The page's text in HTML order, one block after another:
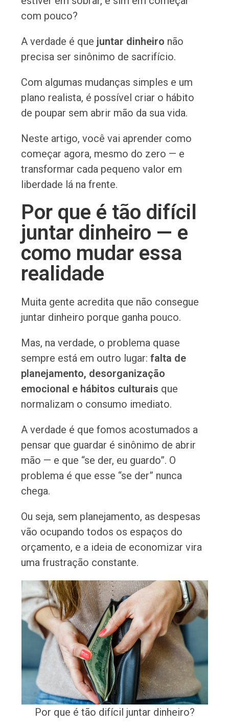
com pouco?
A verdade é que juntar dinheiro não
precisa ser sinônimo de sacrifício.
Com algumas mudanças simples e um
plano realista, é possível criar o hábito
de poupar sem abrir mão da sua vida.
Neste artigo, você vai aprender como
começar agora, mesmo do zero — e
transformar cada pequeno valor em
liberdade lá na frente.
Por que é tão difícil
juntar dinheiro — e
como mudar essa
realidade
Muita gente acredita que não consegue
juntar dinheiro porque ganha pouco.
Mas, na verdade, o problema quase
sempre está em outro lugar:falta de
planejamento, desorganização
emocional e hábitos culturais que
normalizam o consumo imediato.
A verdade é que fomos acostumados a
pensar que guardar é sinônimo de abrir
mão — e que “se der, eu guardo”. O
problema é que esse “se der” nunca
chega.
Ou seja, sem planejamento, as despesas
vão ocupando todos os espaços do
orçamento, e a ideia de economizar vira
uma frustração constante.
Por que é tão difícil juntar dinheiro?